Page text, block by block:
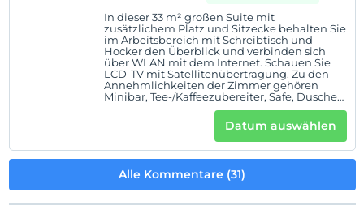
In dieser 33 m² großen Suite mit
zusätzlichem Platz und Sitzecke behalten Sie
im Arbeitsbereich mit Schreibtisch und
Hocker den Überblick und verbinden sich
über WLAN mit dem Internet. Schauen Sie
LCD-TV mit Satellitenübertragung. Zu den
Annehmlichkeiten der Zimmer gehören
Minibar, Tee-/Kaffeezubereiter, Safe, Dusche
im Badezimmer, Reinigungsmittel und
Datum auswählen
Alle Kommentare (31)